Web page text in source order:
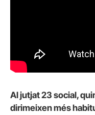
Al jutjat 23 social,
dirimeixen més